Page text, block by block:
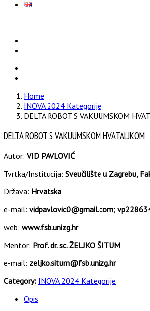
Home
INOVA 2024 Kategorije
DELTA ROBOT S VAKUUMSKOM
DELTA ROBOT S VAKUUMSKOM HVATALJKOM
Autor: VID PAVLOVIĆ
Tvrtka/Institucija: Sveučilište u Zagrebu,
Država: Hrvatska
e-mail: vidpavlovic0@gmail.com;
web: www.fsb.unizg.hr
Mentor: Prof. dr. sc. ŽELJKO ŠITUM
e-mail: zeljko.situm@fsb.unizg.hr
Category: INOVA 2024 Kategorije
Opis